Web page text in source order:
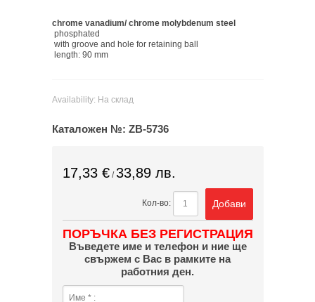
chrome vanadium/ chrome molybdenum steel
phosphated
with groove and hole for retaining ball
length: 90 mm
Availability: На склад
Каталожен №: ZB-5736
17,33 €/ 33,89 лв.
Кол-во: Добави
ПОРЪЧКА БЕЗ РЕГИСТРАЦИЯ
Въведете име и телефон и ние ще
свържем с Вас в рамките на
работния ден.